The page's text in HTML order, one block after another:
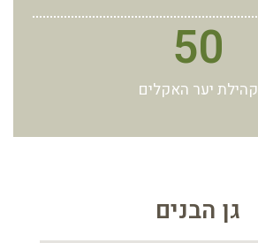
50
קהילת יער האקלים
גן הבנים